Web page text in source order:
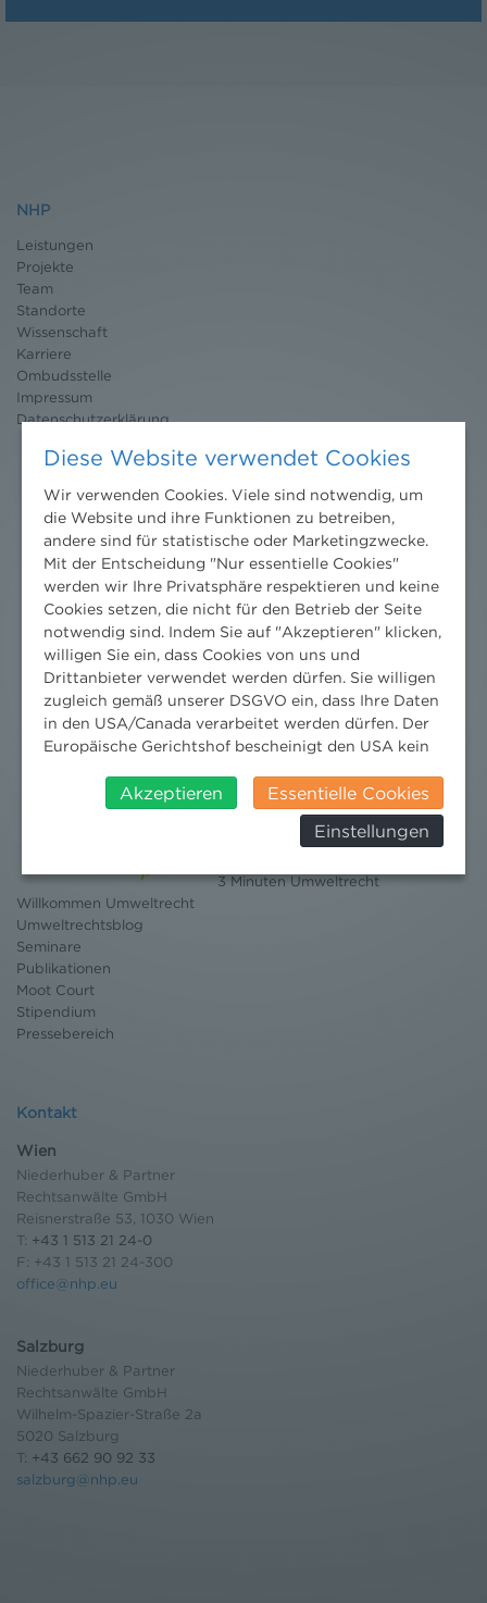
NHP
Leistungen
Projekte
Team
Standorte
Wissenschaft
Karriere
Ombudsstelle
Impressum
Datenschutzerklärung
Nachrichten
3 Minuten Umweltrecht
Willkommen Umweltrecht
Umweltrechtsblog
Seminare
Publikationen
Moot Court
Stipendium
Pressebereich
Kontakt
Wien
Niederhuber & Partner
Rechtsanwälte GmbH
Reisnerstraße 53, 1030 Wien
T: +43 1 513 21 24-0
F: +43 1 513 21 24-300
office@nhp.eu
Salzburg
Niederhuber & Partner
Rechtsanwälte GmbH
Wilhelm-Spazier-Straße 2a
5020 Salzburg
T: +43 662 90 92 33
salzburg@nhp.eu
Diese Website verwendet Cookies
Wir verwenden Cookies. Viele sind notwendig, um
die Website und ihre Funktionen zu betreiben,
andere sind für statistische oder Marketingzwecke.
Mit der Entscheidung "Nur essentielle Cookies"
werden wir Ihre Privatsphäre respektieren und keine
Cookies setzen, die nicht für den Betrieb der Seite
notwendig sind. Indem Sie auf "Akzeptieren" klicken,
willigen Sie ein, dass Cookies von uns und
Drittanbieter verwendet werden dürfen. Sie willigen
zugleich gemäß unserer DSGVO ein, dass Ihre Daten
in den USA/Canada verarbeitet werden dürfen. Der
Europäische Gerichtshof bescheinigt den USA kein
insbesondere das Risiko, dass ihre Daten durch US-
Behörden, zu Kontroll- und zu
Überwachungszwecken, verarbeitet werden und
werden können. Zudem finden Sie am
Bildschirmrand ein Cookie-Icon wo Sie jederzeit Ihre
Einwilligung widerrufen und Widerspruch ausüben.
Weitere Infomationen finden Sie hier:
Datenschutzerklärung
Akzeptieren
Essentielle Cookies
Einstellungen